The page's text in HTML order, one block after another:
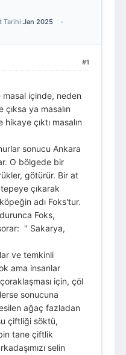
Tarihi:Jan 2025
#1
içinde, neden
ya masalın
çıktı masalın
sonucu Ankara
O bölgede bir
götürür. Bir at
çıkarak
adı Foks'tur.
Foks,
" Sakarya,
ve temkinli
ama insanlar
için, çöl
sonucuna
ağaç fazladan
çiftliği söktü,
tane çiftlik
selin